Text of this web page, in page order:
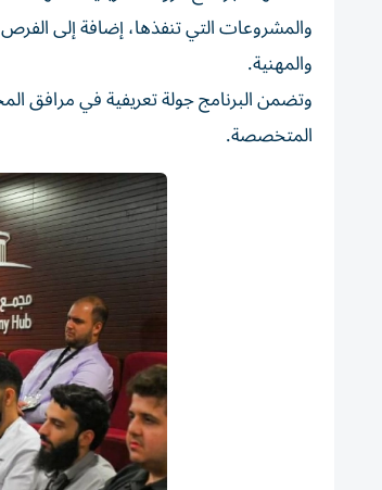
والمشروعات التي تنفذها، إضافة إلى الفرص
والمهنية.
وتضمن البرنامج جولة تعريفية في مرافق
المتخصصة.